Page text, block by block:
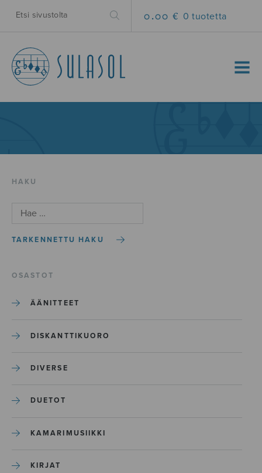
0.00 € 0 tuotetta
MENU
HAKU
TARKENNETTU HAKU
OSASTOT
ÄÄNITTEET
DISKANTTIKUORO
DIVERSE
DUETOT
KAMARIMUSIIKKI
KIRJAT